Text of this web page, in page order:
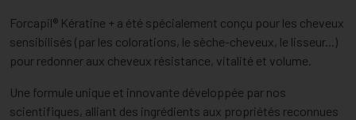
Forcapil® Kératine + a été spécialement conçu pour les cheveux
sensibilisés (par les colorations, le sèche-cheveux, le lisseur...)
pour redonner aux cheveux résistance, vitalité et volume.
Une formule unique et innovante développée par nos
scientifiques, alliant des ingrédients aux propriétés reconnues